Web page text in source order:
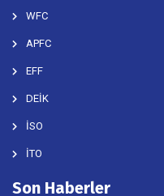
WFC
APFC
EFF
DEİK
İSO
İTO
Son Haberler